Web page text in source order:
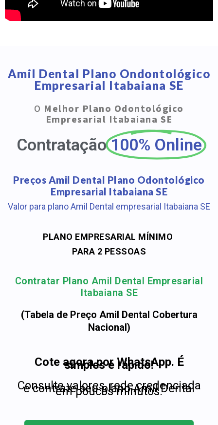
Amil Dental Plano Ondontológico
Empresarial Itabaiana SE
O Melhor Plano Odontológico
Empresarial Itabaiana SE
Contratação 100% Online
Preços Amil Dental Plano Odontológico
Empresarial Itabaiana SE
Valor para plano Amil Dental empresarial Itabaiana SE
PLANO EMPRESARIAL MÍNIMO
PARA 2 PESSOAS
Contratar Plano Amil Dental Empresarial
Itabaiana SE
(Tabela de Preço Amil Dental Cobertura
Nacional)
Cote agora por WhatsApp. É
simples e rápido!
Consulte valores, rede credenciada
e contrate seu plano Amil Dental
em poucos minutos.